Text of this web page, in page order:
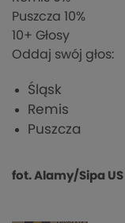
Puszcza 10%
10+ Głosy
Oddaj swój głos:
Śląsk
Remis
Puszcza
fot. Alamy/Sipa US